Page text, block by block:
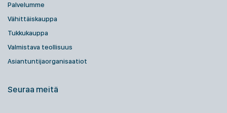
Palvelumme
Vähittäiskauppa
Tukkukauppa
Valmistava teollisuus
Asiantuntijaorganisaatiot
Seuraa meitä